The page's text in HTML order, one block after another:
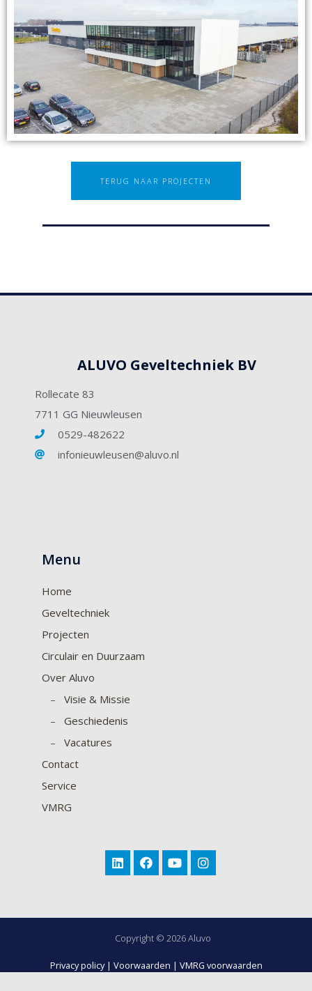
TERUG NAAR PROJECTEN
ALUVO Geveltechniek BV
Rollecate 83
7711 GG Nieuwleusen
0529-482622
infonieuwleusen@aluvo.nl
Menu
Home
Geveltechniek
Projecten
Circulair en Duurzaam
Over Aluvo
– Visie & Missie
– Geschiedenis
– Vacatures
Contact
Service
VMRG
Copyright © 2026 Aluvo
Privacy policy| Voorwaarden | VMRG voorwaarden